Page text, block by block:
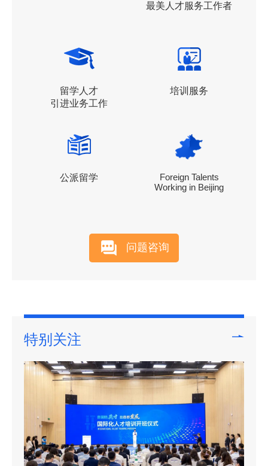
最美人才服务工作者
留学人才
引进业务工作
培训服务
公派留学
Foreign Talents
Working in Beijing
问题咨询
特别关注